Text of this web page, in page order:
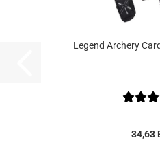
Legend Archery
34,63